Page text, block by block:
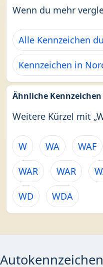
Wenn du mehr
Alle Kennzeichen
Kennzeichen in
Ähnliche Kennzeichen
Weitere Kürzel mit
W WA WAF
WAR WAR
WD WDA